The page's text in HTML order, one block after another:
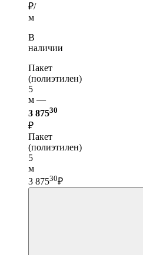
₽/
м
В
наличии
Пакет
(полиэтилен)
5
м —
3 87530
₽
Пакет
(полиэтилен)
5
м
3 87530₽